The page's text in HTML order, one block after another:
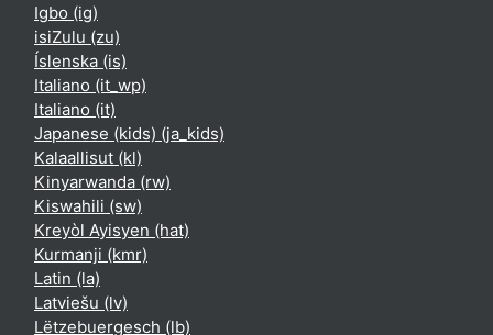
Igbo ‎(ig)‎
isiZulu ‎(zu)‎
Íslenska ‎(is)‎
Italiano ‎(it_wp)‎
Italiano ‎(it)‎
Japanese (kids) ‎(ja_kids)‎
Kalaallisut ‎(kl)‎
Kinyarwanda ‎(rw)‎
Kiswahili ‎(sw)‎
Kreyòl Ayisyen ‎(hat)‎
Kurmanji ‎(kmr)‎
Latin ‎(la)‎
Latviešu ‎(lv)‎
Lëtzebuergesch ‎(lb)‎